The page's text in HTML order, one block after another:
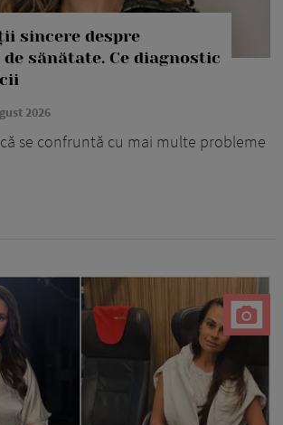
sincere despre
sănătate. Ce diagnostic
2026
se confruntă cu mai multe probleme